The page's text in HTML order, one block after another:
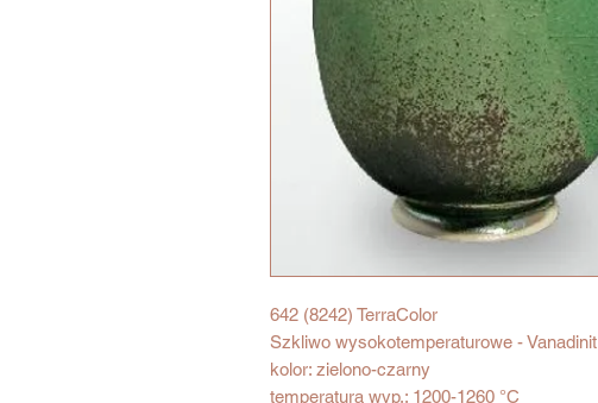
642 (8242) TerraColor
Szkliwo wysokotemperaturowe - Vanadinit
kolor: zielono-czarny
temperatura wyp.: 1200-1260 °C